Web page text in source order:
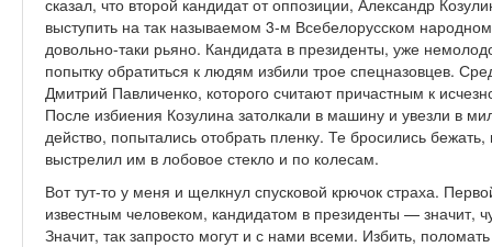
сказал, что второй кандидат от оппозиции, Александр
выступить на так называемом 3-м Всебелорусском
довольно-таки рьяно. Кандидата в президенты, уже
попытку обратиться к людям избили трое спецназовцев.
Дмитрий Павличенко, которого считают причастным к
После избиения­ Козулина затолкали в машину и увезли в
действо, попытались отобрать пленку. Те бросились
выстрелил им в лобовое стекло и по колесам.
Вот тут-то у меня и щелкнул спусковой крючок страха.
известным человеком, кандидатом в президенты — значит,
Значит, так за­просто могут и с нами всеми. Избить,